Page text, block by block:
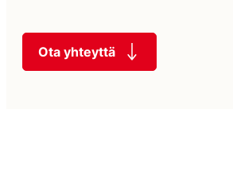
Ota yhteyttä